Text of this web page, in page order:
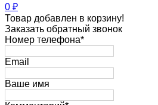
0 ₽
Товар добавлен в корзину!
Заказать обратный звонок
Номер телефона*
Email
Ваше имя